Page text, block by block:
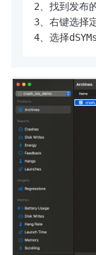
2、找到发布
3、右键选择
4、选择